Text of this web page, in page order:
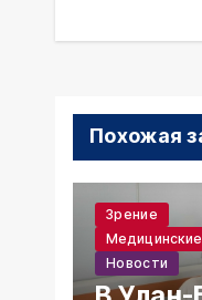
Похожая
Зрение
Новости